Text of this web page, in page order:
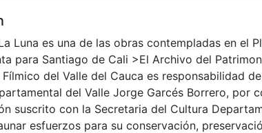
Luna es una de las obras contempladas en el
para Santiago de Cali >El Archivo del
del Valle del Cauca es responsabilidad
del Valle Jorge Garcés Borrero, por
suscrito con la Secretaria del Cultura
esfuerzos para su conservación,